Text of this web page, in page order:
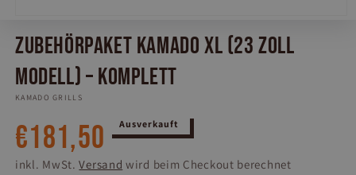
in
Modal
öffnen
Zubehörpaket Kamado XL (23 Zoll
Modell) – Komplett
KAMADO GRILLS
Normaler
Preis
€181,50 Ausverkauft
inkl. MwSt.Versand wird beim Checkout berechnet